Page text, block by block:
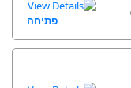
פתיחה